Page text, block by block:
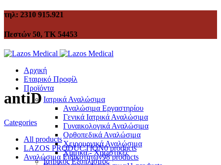
τηλ: 2310 915.921
Πεστών 50, ΤΚ 54453
Αρχική
Εταιρικό Προφίλ
Προϊόντα
Ιατρικά Αναλώσιμα
Αναλώσιμα Εργαστηρίου
Γενικά Ιατρικά Αναλώσιμα
Γυναικολογικά Αναλώσιμα
Ορθοπεδικά Αναλώσιμα
Χειρουργικά Αναλώσιμα
Χημικά - Χρωστικές
Ιατρικός Εξοπλισμός
antiD
Categories
All products
LAZOS PRODUCTION0 products
Αναλώσιμα Ειδικοτήτων98 products